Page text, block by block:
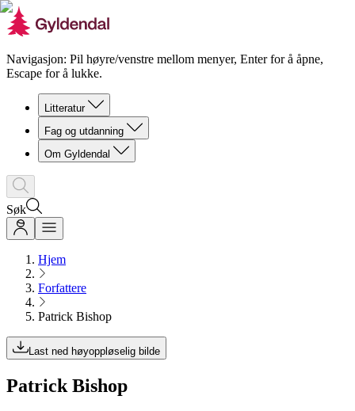
Navigasjon: Pil høyre/venstre mellom menyer, Enter for å åpne,
Escape for å lukke.
Litteratur
Fag og utdanning
Om Gyldendal
Søk
Hjem
Forfattere
Patrick Bishop
Last ned høyoppløselig bilde
Patrick Bishop